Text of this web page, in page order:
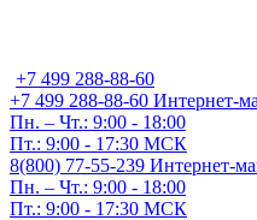
+7 499 288-88-60
+7 499 288-88-60 Интернет-
Пн. – Чт.: 9:00 - 18:00
Пт.: 9:00 - 17:30 МСК
8(800) 77-55-239 Интернет-
Пн. – Чт.: 9:00 - 18:00
Пт.: 9:00 - 17:30 МСК